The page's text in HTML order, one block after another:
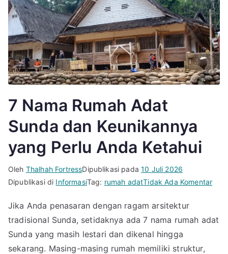
7 Nama Rumah Adat
Sunda dan Keunikannya
yang Perlu Anda Ketahui
Oleh Thalhah FortressDipublikasi pada10 Juli 2026
Dipublikasi di InformasiTag: rumah adatTidak Ada Komentar
Jika Anda penasaran dengan ragam arsitektur
tradisional Sunda, setidaknya ada 7 nama rumah adat
Sunda yang masih lestari dan dikenal hingga
sekarang. Masing-masing rumah memiliki struktur,